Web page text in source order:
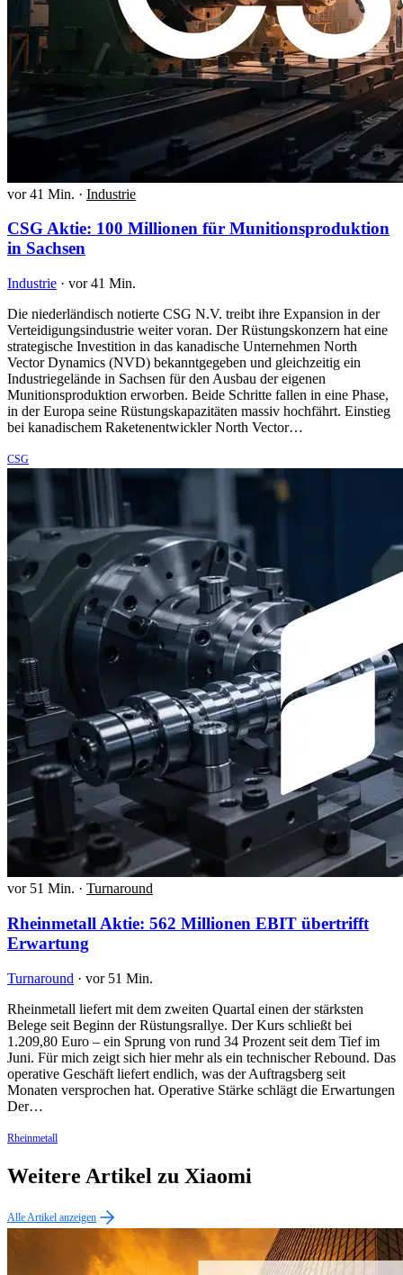
vor 41 Min. · Industrie
CSG Aktie: 100 Millionen für Munitionsproduktion
in Sachsen
Industrie · vor 41 Min.
Die niederländisch notierte CSG N.V. treibt ihre Expansion in der
Verteidigungsindustrie weiter voran. Der Rüstungskonzern hat eine
strategische Investition in das kanadische Unternehmen North
Vector Dynamics (NVD) bekanntgegeben und gleichzeitig ein
Industriegelände in Sachsen für den Ausbau der eigenen
Munitionsproduktion erworben. Beide Schritte fallen in eine Phase,
in der Europa seine Rüstungskapazitäten massiv hochfährt. Einstieg
bei kanadischem Raketenentwickler North Vector…
CSG
vor 51 Min. · Turnaround
Rheinmetall Aktie: 562 Millionen EBIT übertrifft
Erwartung
Turnaround · vor 51 Min.
Rheinmetall liefert mit dem zweiten Quartal einen der stärksten
Belege seit Beginn der Rüstungsrallye. Der Kurs schließt bei
1.209,80 Euro – ein Sprung von rund 34 Prozent seit dem Tief im
Juni. Für mich zeigt sich hier mehr als ein technischer Rebound. Das
operative Geschäft liefert endlich, was der Auftragsberg seit
Monaten versprochen hat. Operative Stärke schlägt die Erwartungen
Der…
Rheinmetall
Weitere Artikel zu Xiaomi
Alle Artikel anzeigen